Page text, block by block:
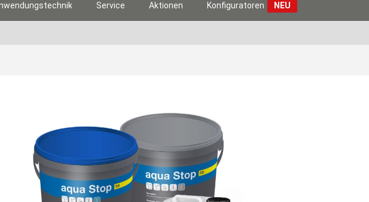
Service Aktionen Konfiguratoren NEU